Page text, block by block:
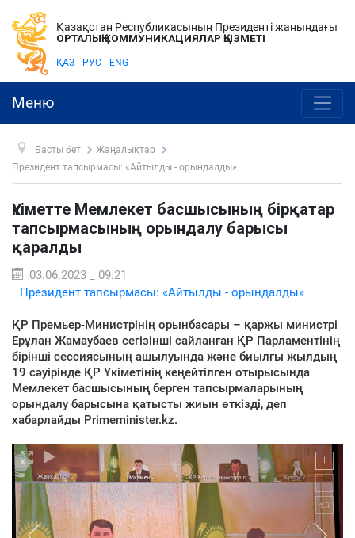
Қазақстан Республикасының Президенті жанындағы
ОРТАЛЫҚ КОММУНИКАЦИЯЛАР ҚЫЗМЕТІ
ҚАЗ РУС ENG
Меню
Басты бет
Жаңалықтар
Президент тапсырмасы: «Айтылды - орындалды»
Үкіметте Мемлекет басшысының бірқатар
тапсырмасының орындалу барысы
қаралды
03.06.2023 _ 09:21
Президент тапсырмасы: «Айтылды - орындалды»
ҚР Премьер-Министрінің орынбасары – қаржы министрі
Ерұлан Жамаубаев сегізінші сайланған ҚР Парламентінің
бірінші сессиясының ашылуында және биылғы жылдың
19 сәуірінде ҚР Үкіметінің кеңейтілген отырысында
Мемлекет басшысының берген тапсырмаларының
орындалу барысына қатысты жиын өткізді, деп
хабарлайды Primeminister.kz.